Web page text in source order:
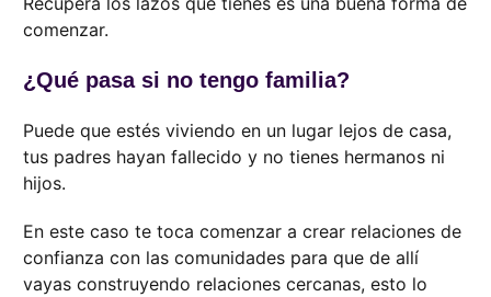
comenzar.
¿Qué pasa si no tengo familia?
Puede que estés viviendo en un lugar lejos de casa,
tus padres hayan fallecido y no tienes hermanos ni
hijos.
En este caso te toca comenzar a crear relaciones de
confianza con las comunidades para que de allí
vayas construyendo relaciones cercanas, esto lo